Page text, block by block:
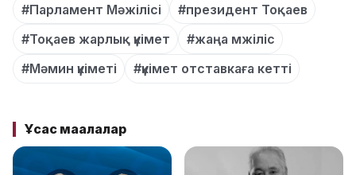
#Парламент Мәжілісі
#президент Тоқаев
#Тоқаев жарлық үкімет
#жаңа мжіліс
#Мәмин үкіметі
#үкімет отставкаға кетті
Ұқсас мақалалар